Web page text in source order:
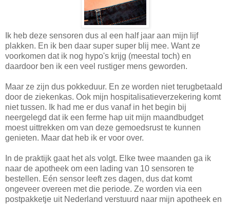
Ik heb deze sensoren dus al een half jaar aan mijn lijf
plakken. En ik ben daar super super blij mee. Want ze
voorkomen dat ik nog hypo's krijg (meestal toch) en
daardoor ben ik een veel rustiger mens geworden.
Maar ze zijn dus pokkeduur. En ze worden niet terugbetaald
door de ziekenkas. Ook mijn hospitalisatieverzekering komt
niet tussen. Ik had me er dus vanaf in het begin bij
neergelegd dat ik een ferme hap uit mijn maandbudget
moest uittrekken om van deze gemoedsrust te kunnen
genieten. Maar dat heb ik er voor over.
In de praktijk gaat het als volgt. Elke twee maanden ga ik
naar de apotheek om een lading van 10 sensoren te
bestellen. Eén sensor leeft zes dagen, dus dat komt
ongeveer overeen met die periode. Ze worden via een
postpakketje uit Nederland verstuurd naar mijn apotheek en